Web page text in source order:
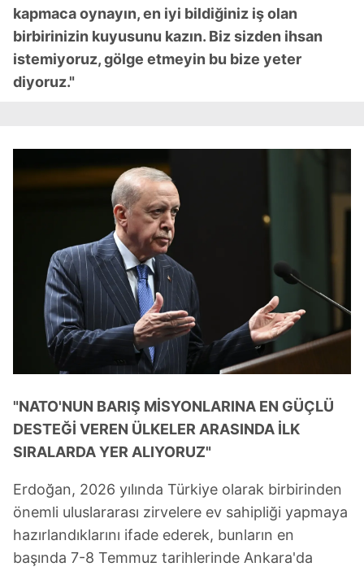
kapmaca oynayın, en iyi bildiğiniz iş olan
birbirinizin kuyusunu kazın. Biz sizden ihsan
istemiyoruz, gölge etmeyin bu bize yeter
diyoruz."
"NATO'NUN BARIŞ MİSYONLARINA EN GÜÇLÜ
DESTEĞİ VEREN ÜLKELER ARASINDA İLK
SIRALARDA YER ALIYORUZ"
Erdoğan, 2026 yılında Türkiye olarak birbirinden
önemli uluslararası zirvelere ev sahipliği yapmaya
hazırlandıklarını ifade ederek, bunların en
başında 7-8 Temmuz tarihlerinde Ankara'da